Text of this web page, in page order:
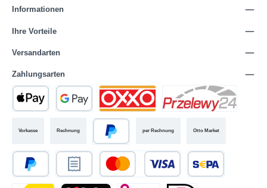
Informationen
Ihre Vorteile
Versandarten
Zahlungsarten
per Rechnung Otto Market
Vorkasse Rechnung